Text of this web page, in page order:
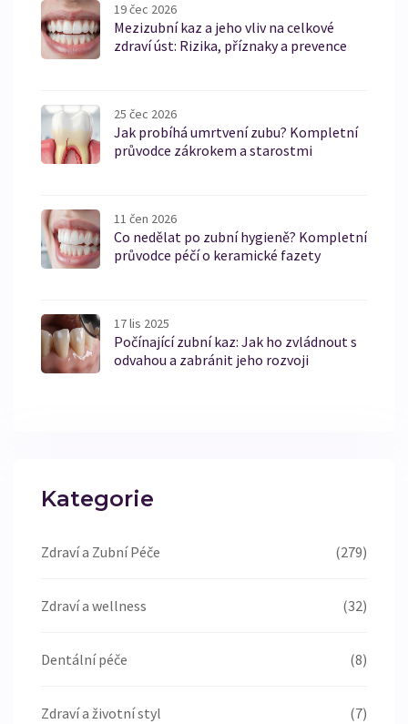
19 čec 2026
Mezizubní kaz a jeho vliv na celkové
zdraví úst: Rizika, příznaky a prevence
25 čec 2026
Jak probíhá umrtvení zubu? Kompletní
průvodce zákrokem a starostmi
11 čen 2026
Co nedělat po zubní hygieně? Kompletní
průvodce péčí o keramické fazety
17 lis 2025
Počínající zubní kaz: Jak ho zvládnout s
odvahou a zabránit jeho rozvoji
Kategorie
Zdraví a Zubní Péče (279)
Zdraví a wellness (32)
Dentální péče (8)
Zdraví a životní styl (7)